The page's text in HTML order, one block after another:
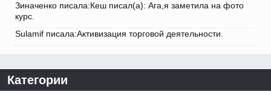
Зиначенко писала:Кеш писал(а): Ага,я заметила на фото
курс.
Sulamif писала:Активизация торговой деятельности.
Категории